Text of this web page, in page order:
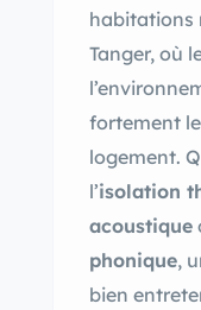
habitations
Tanger, où
fortement
logement.
l’isolation
acoustique
phonique,
bien